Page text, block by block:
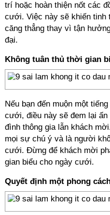
trí hoặc hoàn thiện nốt các
cưới. Việc này sẽ khiến tinh
căng thẳng thay vì tận
đại.
Không tuân thủ thời gian
Nếu bạn đến muộn một
cưới, điều này sẽ đem lại
đình thông gia lẫn khách
mọi sự chú ý và là người
cưới. Đừng để khách mời
gian biểu cho ngày cưới.
Quyết định một phong